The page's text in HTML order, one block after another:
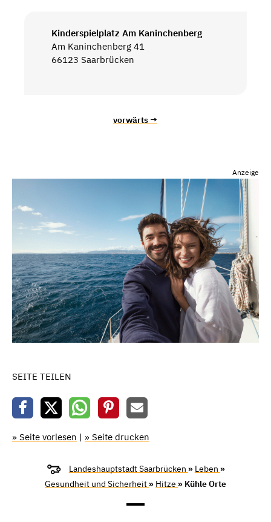
Kinderspielplatz Am Kaninchenberg
Am Kaninchenberg 41
66123 Saarbrücken
vorwärts →
Anzeige
SEITE TEILEN
» Seite vorlesen | » Seite drucken
Landeshauptstadt Saarbrücken » Leben »
Gesundheit und Sicherheit » Hitze » Kühle Orte